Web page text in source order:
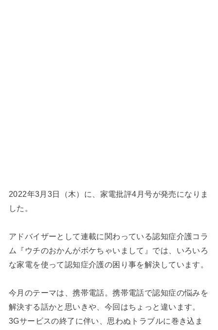
2022年3月3日（木）に、家電批評4月号が発売になりま
した。
アドバイザーとして連載に関わっている認知症介護コラ
ム『ウチのおかんがボケちゃいまして』では、いろいろ
な家電を使って認知症介護の困り事を解決しています。
今月のテーマは、携帯電話。携帯電話で認知症の悩みを
解決する話かと思いきや、今回はちょっと違います。
3Gサービスの終了に伴い、思わぬトラブルに巻き込ま